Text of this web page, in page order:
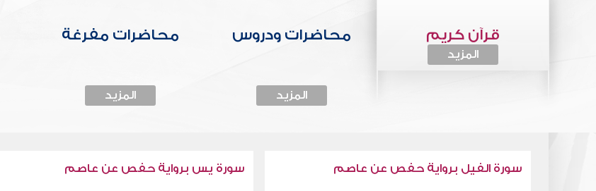
قرآن كريم
المزيد
محاضرات ودروس
المزيد
محاضرات مفرغة
المزيد
سورة الفيل برواية حفص عن عاصم سورة يس برواية حفص عن عاصم